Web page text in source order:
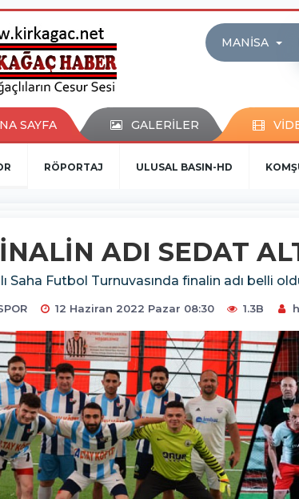
MANISA
SAYFA GALERİLER
RÖPORTAJ ULUSAL BASIN-HD
ADI SEDAT
Saha Futbol Turnuvasında finalin adı belli
12 Haziran 2022 Pazar 08:30 1.3B